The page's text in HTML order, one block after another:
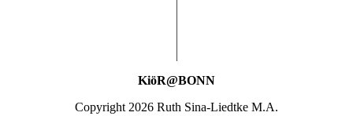
KiöR@BONN
Copyright 2026 Ruth Sina-Liedtke M.A.